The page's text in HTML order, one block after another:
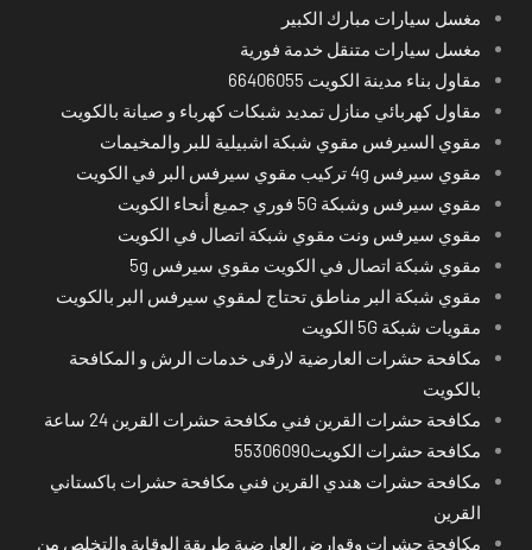
مغسل سيارات مبارك الكبير
مغسل سيارات متنقل خدمة فورية
مقاول بناء مدينة الكويت 66406055
مقاول كهربائي منازل تمديد شبكات كهرباء و صيانة بالكويت
مقوي السيرفس مقوي شبكة اشبيلية للبر والمخيمات
مقوي سيرفس 4g تركيب مقوي سيرفس البر في الكويت
مقوي سيرفس وشبكة 5G فوري جميع أنحاء الكويت
مقوي سيرفس ونت مقوي شبكة اتصال في الكويت
مقوي شبكة اتصال في الكويت مقوي سيرفس 5g
مقوي شبكة البر مناطق تحتاج لمقوي سيرفس البر بالكويت
مقويات شبكة 5G الكويت
مكافحة حشرات العارضية لارقى خدمات الرش و المكافحة
بالكويت
مكافحة حشرات القرين فني مكافحة حشرات القرين 24 ساعة
مكافحة حشرات الكويت55306090
مكافحة حشرات هندي القرين فني مكافحة حشرات باكستاني
القرين
مكافحة حشرات وقوارض العارضية طريقة الوقاية والتخلص من